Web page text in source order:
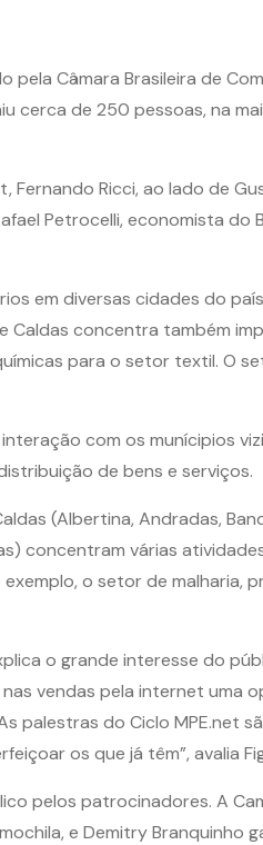
pela Câmara Brasileira de
cerca de 250 pessoas, na
Ricci, ao lado de
Petrocelli, economista do
em diversas cidades do
Caldas concentra também
para o setor textil. O
com os munícipios
de bens e serviços.
(Albertina, Andradas,
concentram várias
o setor de malharia,
o grande interesse do
vendas pela internet uma
palestras do Ciclo MPE.net
os que já têm”, avalia
pelos patrocinadores. A
e Demitry Branquinho